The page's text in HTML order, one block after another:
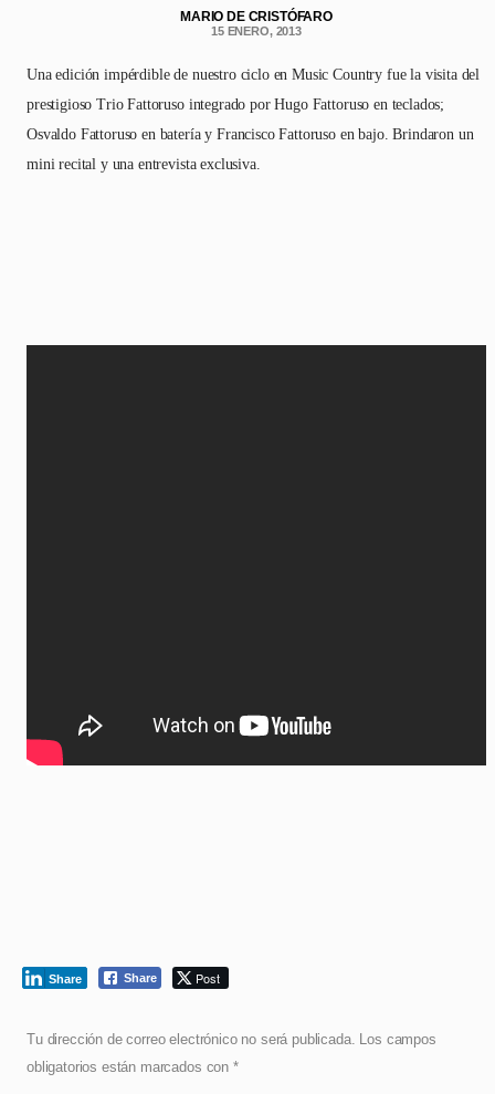
MARIO DE CRISTÓFARO
15 ENERO, 2013
Una edición impérdible de nuestro ciclo en Music Country fue la visita del
prestigioso Trio Fattoruso integrado por Hugo Fattoruso en teclados;
Osvaldo Fattoruso en batería y Francisco Fattoruso en bajo. Brindaron un
mini recital y una entrevista exclusiva.
Share Post
Share
Tu dirección de correo electrónico no será publicada. Los campos
obligatorios están marcados con *